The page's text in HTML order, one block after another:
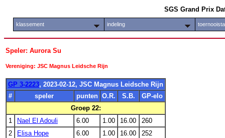
SGS Grand Prix
klassement indeling
Speler: Aurora Su
Vereniging: JSC Magnus Leidsche Rijn
GP 3-2223, 2023-02-12, JSC Magnus Leidsche Rijn
#
speler punten O.R. S.B.
GP-elo
Groep 22:
1
Nael El Adouli 6.00 1.00 16.00
260
2
Elisa Hope 6.00 1.00 16.00
252